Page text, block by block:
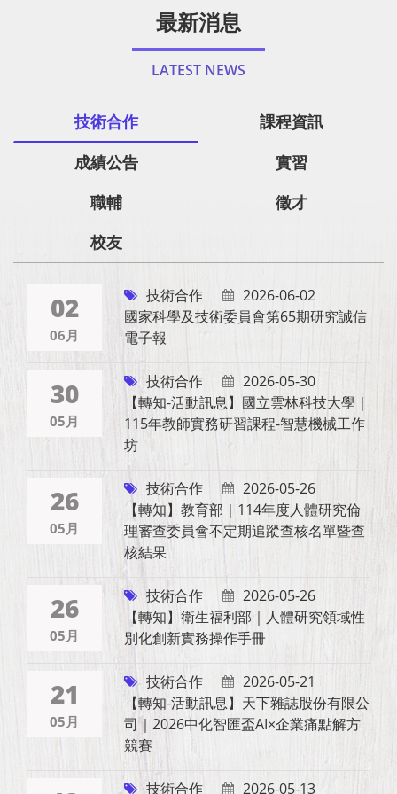
最新消息
LATEST NEWS
技術合作
課程資訊
成績公告
實習
職輔
徵才
校友
02
06月
技術合作
2026-06-02
國家科學及技術委員會第65期研究誠信
電子報
30
05月
技術合作
2026-05-30
【轉知-活動訊息】國立雲林科技大學｜
115年教師實務研習課程-智慧機械工作
坊
26
05月
技術合作
2026-05-26
【轉知】教育部｜114年度人體研究倫
理審查委員會不定期追蹤查核名單暨查
核結果
26
05月
技術合作
2026-05-26
【轉知】衛生福利部｜人體研究領域性
別化創新實務操作手冊
21
05月
技術合作
2026-05-21
【轉知-活動訊息】天下雜誌股份有限公
司｜2026中化智匯盃AI×企業痛點解方
競賽
技術合作 2026-05-13